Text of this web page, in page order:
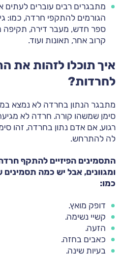
מתבגרים רבים עוברים לעתים
הגורמים להתקפי חרדה, כמו:
ספר חדש, מעבר דירה, תקיפה
קרוב אחר, תאונות ועוד.
איך תוכלו לזהות את
לחרדות?
מתבגר הנתון בחרדה לא נמצא
סימן שמשהו קורה. חרדה לא
רגוע, אם אדם נתון בחרדה, זהו
לה להתרחש.
התסמינים הפיזיים להתקף
ומגוונים, אבל יש כמה
כמו:
דופק מואץ.
קשיי נשימה.
הזעה.
כאבים בחזה.
בעיות שינה.